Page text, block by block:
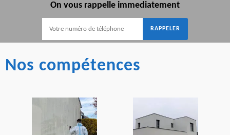
On vous rappelle immediatement
Nos compétences